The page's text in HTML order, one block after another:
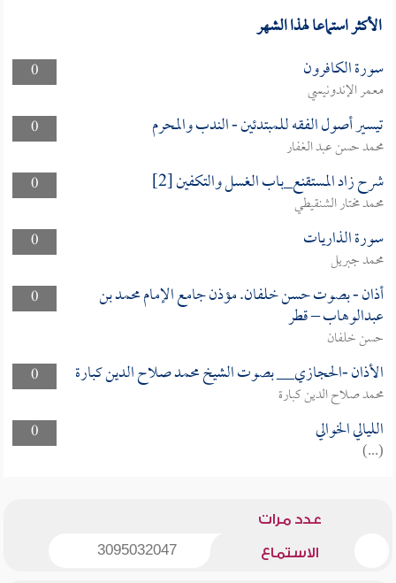
الأكثر استماعا لهذا الشهر
0 سورة الكافرون
معمر الإندونيسي
0
تيسير أصول الفقه للمبتدئين - الندب والمحرم
محمد حسن عبد الغفار
0
شرح زاد المستقنع_باب الغسل والتكفين [2]
محمد مختار الشنقيطي
0
سورة الذاريات
محمد جبريل
0
أذان - بصوت حسن خلفان. مؤذن جامع الإمام محمد بن
عبدالوهاب – قطر
حسن خلفان
0
الأذان -الحجازي__ بصوت الشيخ محمد صلاح الدين كبارة
محمد صلاح الدين كبارة
0
الليالي الخوالي
(...)
عدد مرات
الاستماع 3095032047